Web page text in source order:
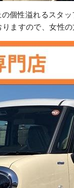
個性溢れるスタ
ますので、女性の